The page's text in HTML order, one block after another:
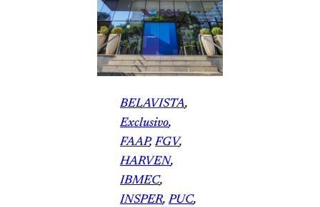
BELAVISTA
Exclusivo
FAAP, FGV
HARVEN
IBMEC
INSPER, PUC